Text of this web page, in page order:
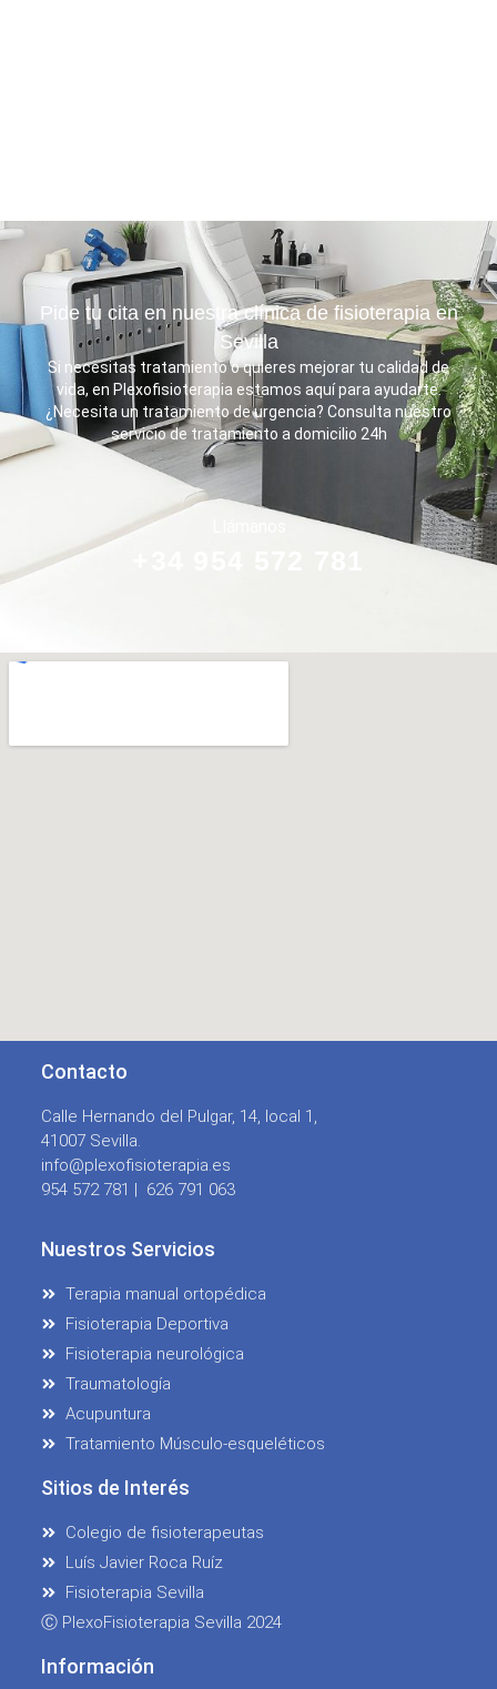
Pide tu cita en nuestra clínica de fisioterapia en
Sevilla
Si necesitas tratamiento o quieres mejorar tu calidad de
vida, en Plexofisioterapia estamos aquí para ayudarte.
¿Necesita un tratamiento de urgencia? Consulta nuestro
servicio de tratamiento a domicilio 24h
Contacto
Calle Hernando del Pulgar, 14, local 1,
41007 Sevilla.
info@plexofisioterapia.es
954 572 781 | 626 791 063
Nuestros Servicios
Terapia manual ortopédica
Fisioterapia Deportiva
Fisioterapia neurológica
Traumatología
Acupuntura
Tratamiento Músculo-esqueléticos
Sitios de Interés
Colegio de fisioterapeutas
Luís Javier Roca Ruíz
Fisioterapia Sevilla
Ⓒ PlexoFisioterapia Sevilla 2024
Información